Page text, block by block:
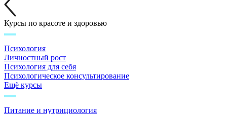
Курсы по красоте и здоровью
Психология
Личностный рост
Психология для себя
Психологическое консультирование
Ещё курсы
Питание и нутрициология